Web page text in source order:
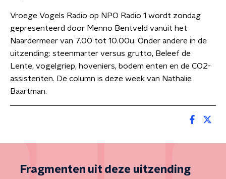
Vroege Vogels Radio op NPO Radio 1 wordt zondag
gepresenteerd door Menno Bentveld vanuit het
Naardermeer van 7.00 tot 10.00u. Onder andere in de
uitzending: steenmarter versus grutto, Beleef de
Lente, vogelgriep, hoveniers, bodem enten en de CO2-
assistenten. De column is deze week van Nathalie
Baartman.
Fragmenten uit deze uitzending